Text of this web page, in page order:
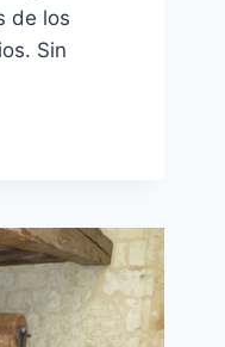
de los
Sin